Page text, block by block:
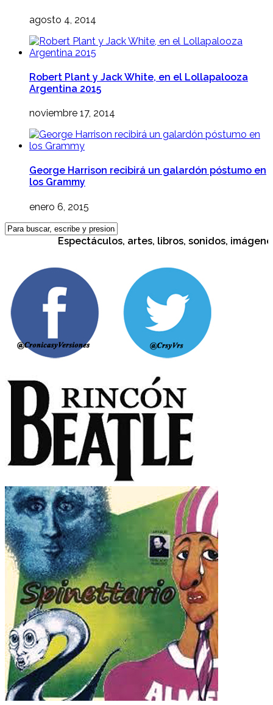
agosto 4, 2014
Robert Plant y Jack White, en el Lollapalooza
Argentina 2015
noviembre 17, 2014
George Harrison recibirá un galardón póstumo en
los Grammy
enero 6, 2015
Espectáculos, artes, libros, sonidos,